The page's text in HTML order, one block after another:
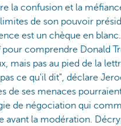
la confusion et la
de son pouvoir
est un chèque en
pour comprendre Donald
mais pas au pied de la
ce qu'il dit", déclare
de ses menaces
de négociation qui
avant la modération.